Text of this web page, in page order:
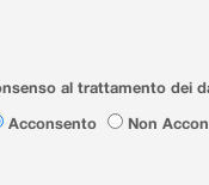
al trattamento dei
Acconsento
Non